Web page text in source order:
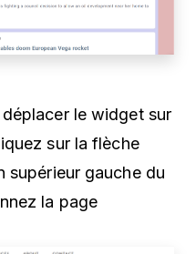
le widget sur
sur la flèche
supérieur gauche du
la page